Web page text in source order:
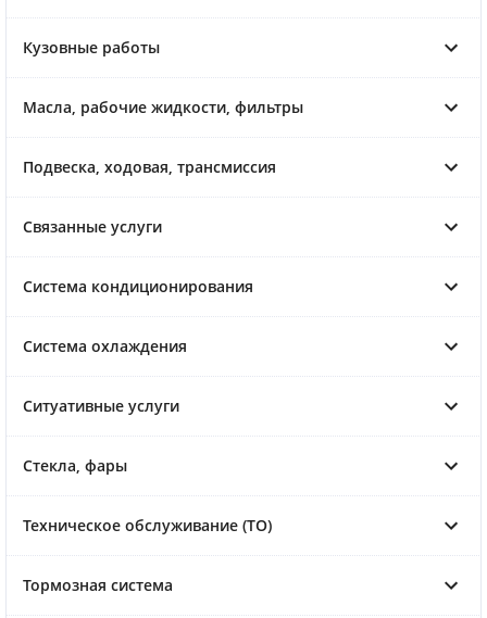
Кузовные работы
Масла, рабочие жидкости, фильтры
Подвеска, ходовая, трансмиссия
Связанные услуги
Система кондиционирования
Система охлаждения
Ситуативные услуги
Стекла, фары
Техническое обслуживание (ТО)
Тормозная система